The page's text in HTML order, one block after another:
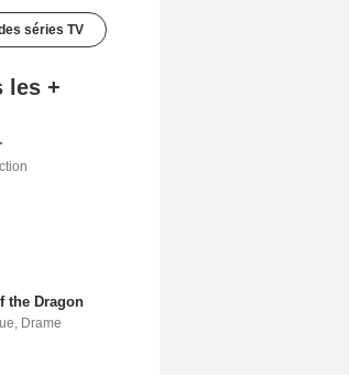
séries TV
les +
the Dragon
, Drame